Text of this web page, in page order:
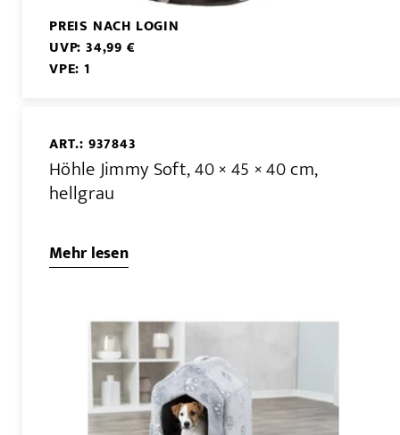
PREIS NACH LOGIN
UVP: 34,99 €
VPE: 1
ART.: 937843
Höhle Jimmy Soft, 40 × 45 × 40 cm,
hellgrau
Mehr lesen